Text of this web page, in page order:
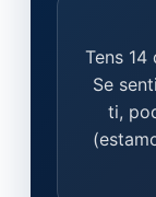
Tens
Se
ti,